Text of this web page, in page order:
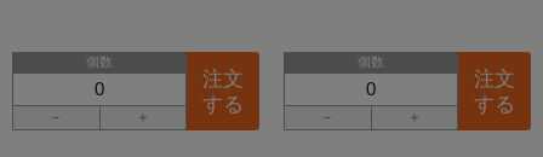
個数
－ ＋
注文
する
個数
－ ＋
注文
する